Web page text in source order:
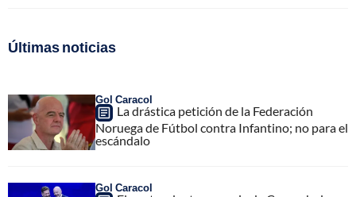
Últimas noticias
Gol Caracol
La drástica petición de la Federación
Noruega de Fútbol contra Infantino; no para el
escándalo
Gol Caracol